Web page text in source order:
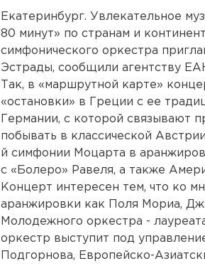
Екатеринбург. Увлекательное
80 минут» по странам и
симфонического оркестра
Эстрады, сообщили агентству
Так, в «маршрутной карте»
«остановки» в Греции с ее
Германии, с которой связывают
побывать в классической
й симфонии Моцарта в
с «Болеро» Равеля, а также
Концерт интересен тем, что ко
аранжировки как Поля Мориа,
Молодежного оркестра -
оркестр выступит под
Подгорнова, Европейско-